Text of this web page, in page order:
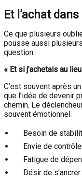
Et l’achat
Ce que plusieurs
pousse aussi
question :
« Et si j’achetais au
C’est souvent après
que l’idée de devenir
chemin. Le
souvent émotionnel.
Besoin de
Envie de
Fatigue de
Désir de